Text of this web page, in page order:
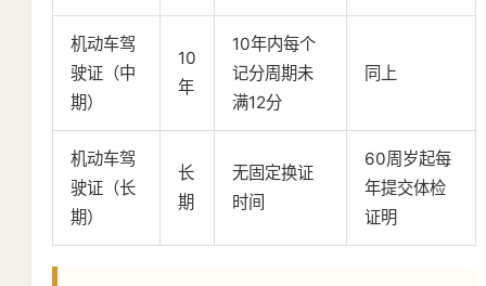
机动车驾
驶证（中
期）
10
年
10年内每个
记分周期未
满12分
同上
机动车驾
驶证（长
期）
长
期
无固定换证
时间
60周岁起每
年提交体检
证明